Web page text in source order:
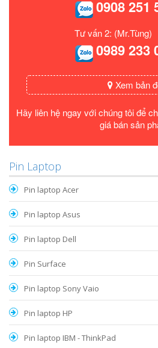
0908 251
Tư vấn 2: (Mr.Tùng)
0989 233
Xem bản
Hãy liên hệ ngay với chúng tôi để
giá bán sản
Pin Laptop
Pin laptop Acer
Pin laptop Asus
Pin laptop Dell
Pin Surface
Pin laptop Sony Vaio
Pin laptop HP
Pin laptop IBM - ThinkPad